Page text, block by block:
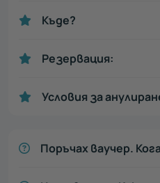
Къде?
Резервация:
Условия за
Поръчах ваучер.